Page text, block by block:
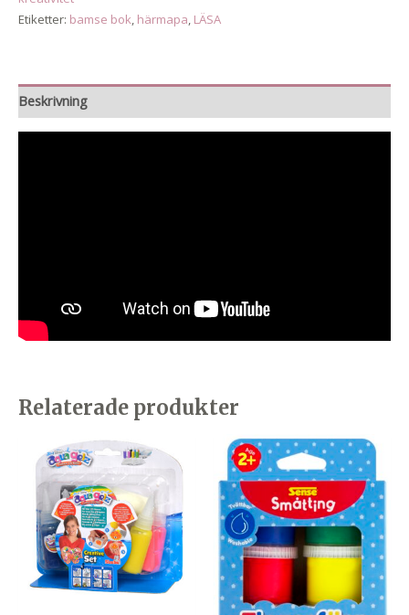
Etiketter: bamse bok, härmapa, LÄSA
Beskrivning
Relaterade produkter